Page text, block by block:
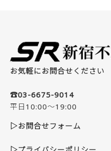
お気軽にお問合せください
☎03-6675-9014
平日10:00～19:00
▷お問合せフォーム